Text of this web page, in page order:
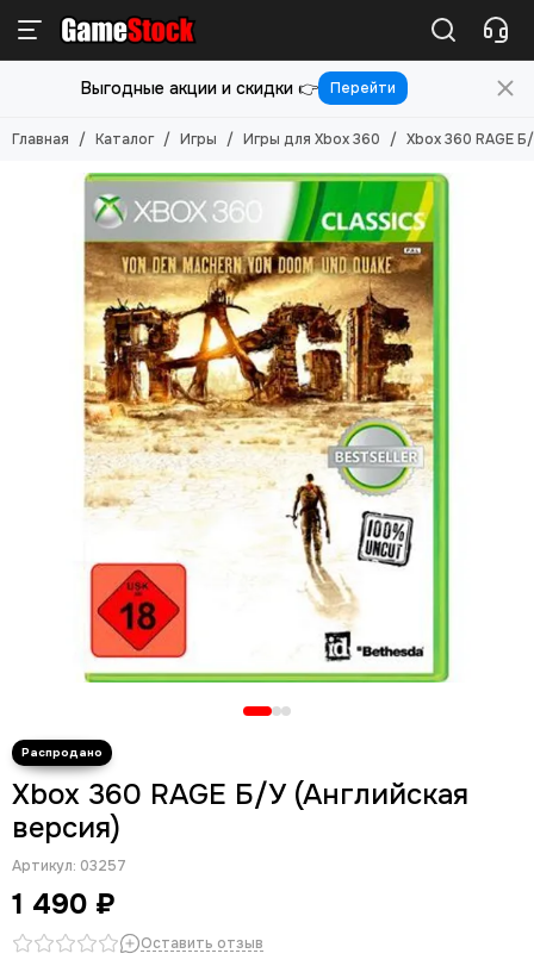
Игры
Смотреть все товары
Игры для PlayStation 5
Игры для PlayStation 3
Игры для PlayStation 2
Игры для Nintendo Switch 2
Игры для Nintendo Switch
Игры для Nintendo 3DS
Игры для Xbox ONE/SERIES S/X
Игры для Xbox Original
Игры для Xbox 360
Игры для Sony PS Vita
Игры для Sony PSP
Игры (Картриджи) для 8-бит
Игры (картриджи) для Sega Mega Drive 16-бит
Игры под VR
Выгодные акции и скидки 👉 Перейти
Главная Каталог Игры Игры для Xbox 360 Xbox 360 RAGE
Xbox 360 RAGE Б/У (Английская
версия)
Артикул: 03257
1 490 ₽
Оставить отзыв